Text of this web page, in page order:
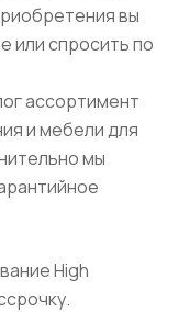
вы
или спросить по
ассортимент
и мебели для
мы
High